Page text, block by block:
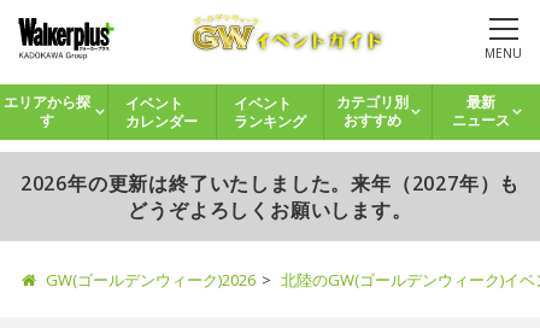
MENU
エリアから探
す
イベント
カレンダー
イベント
ランキング
カテゴリ別
おすすめ
最新
ニュース
2026年の更新は終了いたしました。来年（2027年）も
どうぞよろしくお願いします。
GW(ゴールデンウィーク)2026 北陸のGW(ゴールデンウィーク)イ